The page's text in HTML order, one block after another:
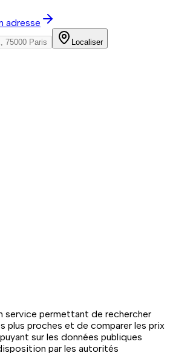
adresse
Localiser
service permettant de rechercher
plus proches et de comparer les prix
sur les données publiques
par les autorités